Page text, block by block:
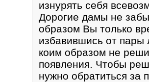
изнурять себя
Дорогие дамы не
образом Вы только
избавившись от
коим образом не
появления. Чтобы
нужно обратиться за